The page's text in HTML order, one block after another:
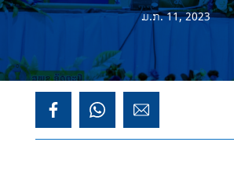
ມ.ກ. 11, 2023